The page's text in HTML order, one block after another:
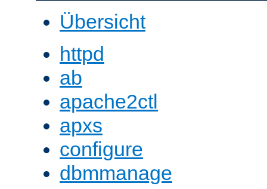
Übersicht
httpd
ab
apache2ctl
apxs
configure
dbmmanage